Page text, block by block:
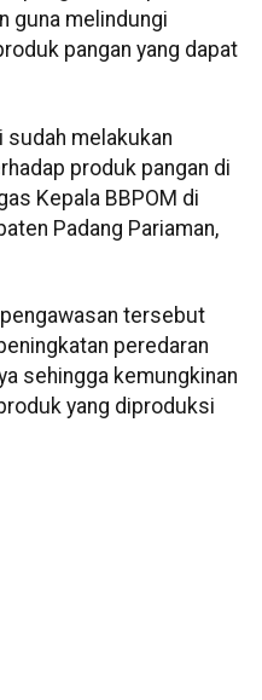
guna melindungi
pangan yang dapat
sudah melakukan
produk pangan di
Kepala BBPOM di
Padang Pariaman,
tersebut
peredaran
sehingga kemungkinan
yang diproduksi